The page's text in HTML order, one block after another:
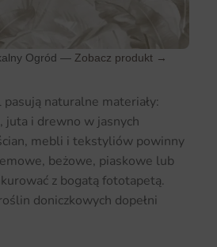
Ogród — Zobacz produkt →
naturalne materiały:
juta i drewno w jasnych
mebli i tekstyliów powinny
beżowe, piaskowe lub
z bogatą fototapetą.
doniczkowych dopełni